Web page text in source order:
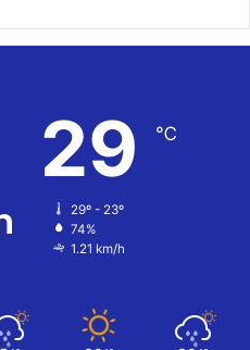
29 ℃
29º - 23º
74%
1.21 km/h